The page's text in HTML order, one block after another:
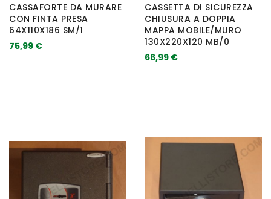
CASSAFORTE DA MURARE
CON FINTA PRESA
64X110X186 SM/1
75,99 €
CASSETTA DI SICUREZZA
CHIUSURA A DOPPIA
MAPPA MOBILE/MURO
130X220X120 MB/0
66,99 €